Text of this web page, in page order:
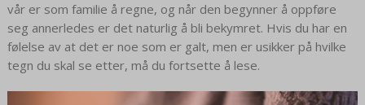
vår er som familie å regne, og når den begynner å oppføre
seg annerledes er det naturlig å bli bekymret. Hvis du har en
følelse av at det er noe som er galt, men er usikker på hvilke
tegn du skal se etter, må du fortsette å lese.